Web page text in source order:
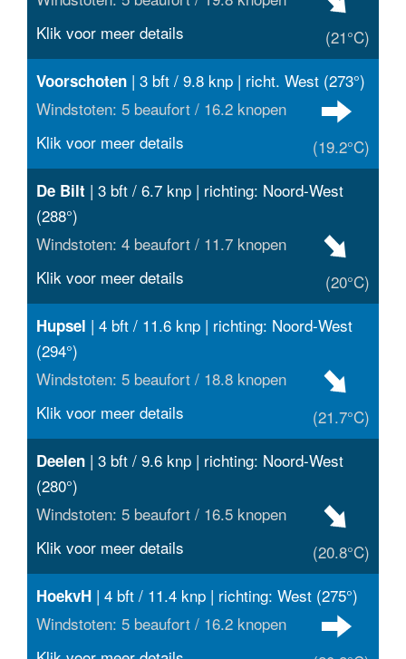
(21°C)
Klik voor meer details
Voorschoten | 3 bft / 9.8 knp | richt. West (273°)
Windstoten: 5 beaufort / 16.2 knopen
(19.2°C)
Klik voor meer details
De Bilt | 3 bft / 6.7 knp | richting: Noord-West
(288°)
Windstoten: 4 beaufort / 11.7 knopen
(20°C)
Klik voor meer details
Hupsel | 4 bft / 11.6 knp | richting: Noord-West
(294°)
Windstoten: 5 beaufort / 18.8 knopen
(21.7°C)
Klik voor meer details
Deelen | 3 bft / 9.6 knp | richting: Noord-West
(280°)
Windstoten: 5 beaufort / 16.5 knopen
(20.8°C)
Klik voor meer details
HoekvH | 4 bft / 11.4 knp | richting: West (275°)
Windstoten: 5 beaufort / 16.2 knopen